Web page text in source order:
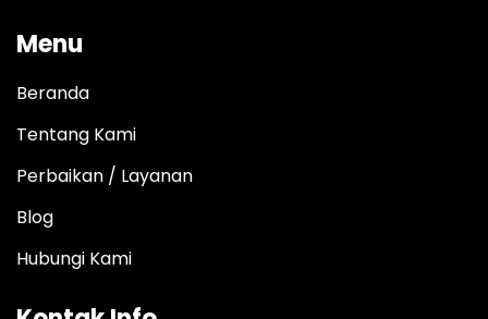
Menu
Beranda
Tentang Kami
Perbaikan / Layanan
Blog
Hubungi Kami